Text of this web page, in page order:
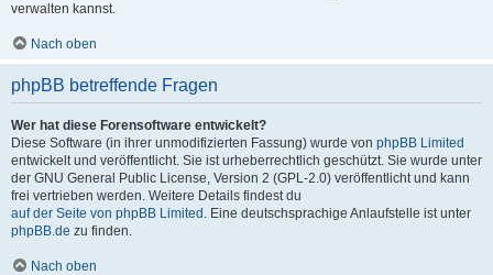
verwalten kannst.
Nach oben
phpBB betreffende Fragen
Wer hat diese Forensoftware entwickelt?
Diese Software (in ihrer unmodifizierten Fassung) wurde von phpBB Limited
entwickelt und veröffentlicht. Sie ist urheberrechtlich geschützt. Sie wurde unter
der GNU General Public License, Version 2 (GPL-2.0) veröffentlicht und kann
frei vertrieben werden. Weitere Details findest du
auf der Seite von phpBB Limited . Eine deutschsprachige Anlaufstelle ist unter
phpBB.de zu finden.
Nach oben